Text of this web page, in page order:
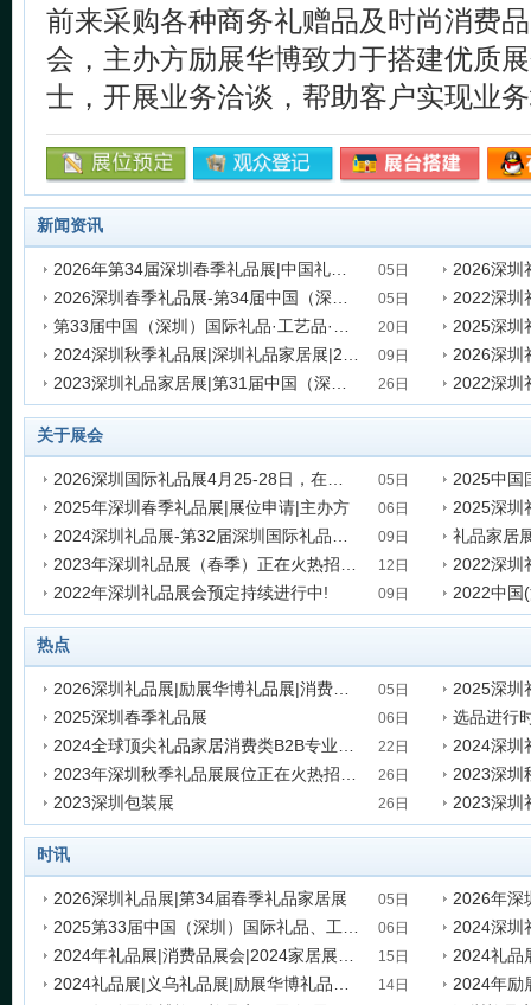
前来采购各种商务礼赠品及时尚消费
会，主办方励展华博致力于搭建优质
士，开展业务洽谈，帮助客户实现业
新闻资讯
05日
发表时间:2025-12-05 16:15:38 发表时间
05日
发表时间:2025-12-05 15:57:52 发表时间
20日
发表时间:2025-06-20 15:36:01 发表时间
09日
发表时间:2024-07-09 11:03:04 发表时间
26日
关于展会
05日
发表时间:2025-12-05 16:12:15
2025中国
发表时间
2025年深圳春季礼品展|展位申请|主办方 06日
发表时间:2024-12-06 18:36:49 发表时间
09日
发表时间:2024-07-09 11:11:01 发表时间
12日
发表时间:2022-12-12 13:45:24 发表时间
2022年深圳礼品展会预定持续进行中! 09日
热点
05日
发表时间:2025-12-05 16:12:17
2025深圳
发表时间
2025深圳春季礼品展 06日
发表时间:2024-12-06 18:33:13 发表时间
22日
发表时间:2023-12-22 13:21:29
2024深圳
发表时间
26日
发表时间:2023-05-26 10:28:04
2023深圳
发表时间
2023深圳包装展 26日
2023深圳
时讯
2026深圳礼品展|第34届春季礼品家居展 05日
发表时间:2025-12-05 16:10:58 发表时间
06日
发表时间:2024-12-06 18:34:50 发表时间
15日
发表时间:2023-08-15 17:42:56 发表时间
14日